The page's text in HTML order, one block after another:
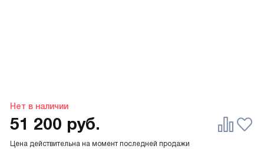
Нет в наличии
Цена действительна на момент последней продажи
51 200 руб.